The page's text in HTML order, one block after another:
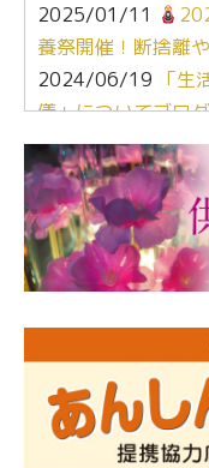
2025/01/11
養祭開催！断捨離
2024/06/19 「
儀」についてブロ
2024/03/06【終
ぶ！はじめてのお
瀬 ご参加ありが
2024/01/19令和
告
人
2023/12/16終活
ス®上鶴間 エンデ
2023/11/29 永田